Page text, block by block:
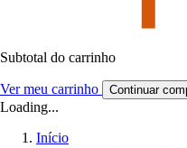
Subtotal do carrinho
Ver meu carrinho Continuar
Loading...
Início